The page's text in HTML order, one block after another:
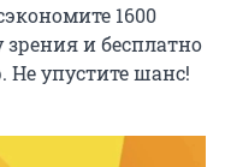
1600
зрения и бесплатно
Не упустите шанс!